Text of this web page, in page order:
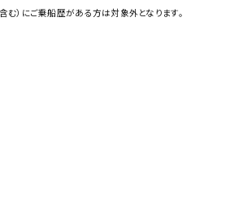
）にご乗船歴がある方は対象外となります。